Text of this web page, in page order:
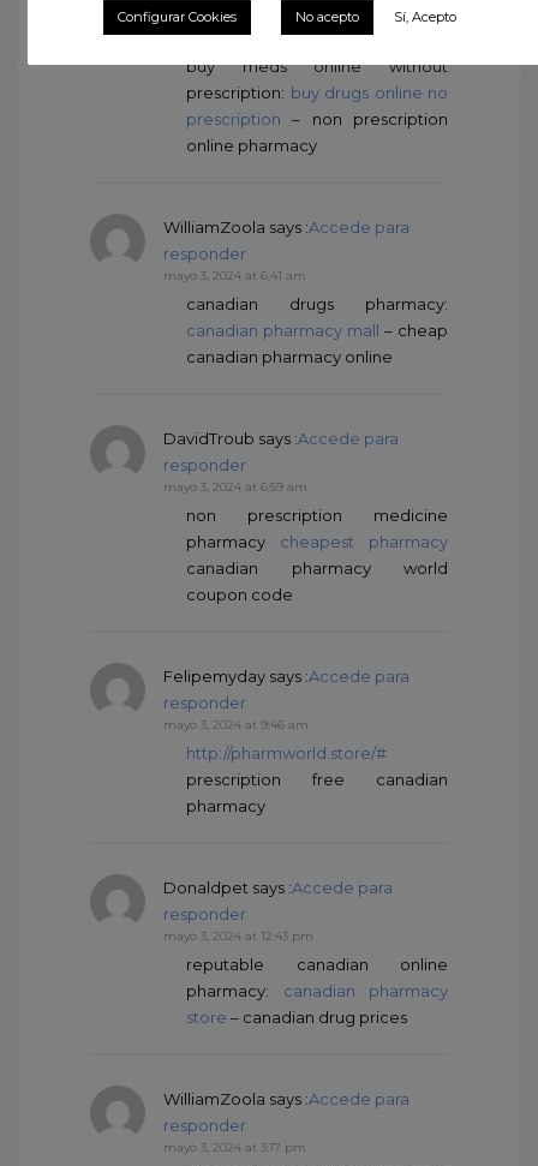
responder
mayo 3, 2024 at 5:23 am
buy meds online without
prescription: buy drugs online no
prescription – non prescription
online pharmacy
WilliamZoola says :Accede para
responder
mayo 3, 2024 at 6:41 am
canadian drugs pharmacy:
canadian pharmacy mall – cheap
canadian pharmacy online
DavidTroub says :Accede para
responder
mayo 3, 2024 at 6:59 am
non prescription medicine
pharmacy cheapest pharmacy
canadian pharmacy world
coupon code
Felipemyday says :Accede para
responder
mayo 3, 2024 at 9:46 am
http://pharmworld.store/#
prescription free canadian
pharmacy
Donaldpet says :Accede para
responder
mayo 3, 2024 at 12:43 pm
reputable canadian online
pharmacy: canadian pharmacy
store – canadian drug prices
WilliamZoola says :Accede para
responder
mayo 3, 2024 at 3:17 pm
Configurar Cookies No acepto Sí, Acepto